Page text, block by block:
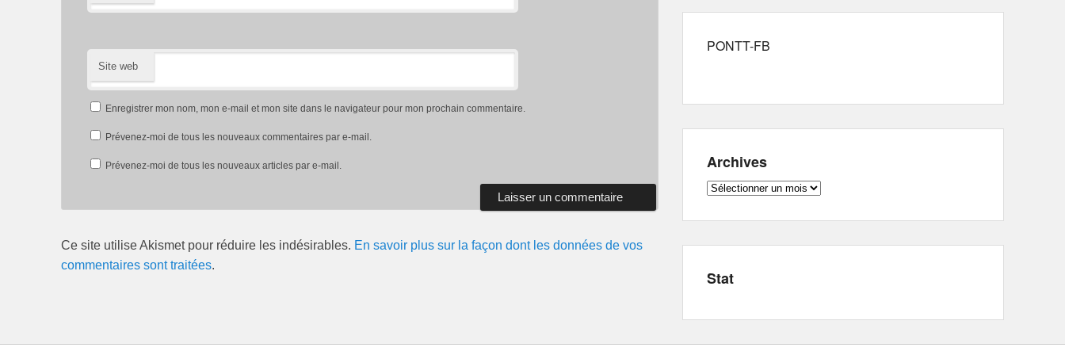
Site web
Enregistrer mon nom, mon e-mail et mon site dans le navigateur pour mon prochain commentaire.
Prévenez-moi de tous les nouveaux commentaires par e-mail.
Prévenez-moi de tous les nouveaux articles par e-mail.
Ce site utilise Akismet pour réduire les indésirables. En savoir plus sur la façon dont les données de vos
commentaires sont traitées.
PONTT-FB
Archives
Archives
Stat